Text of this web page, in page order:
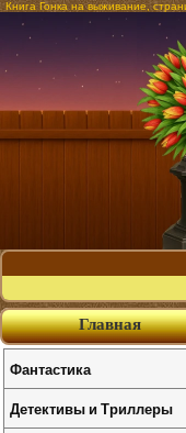
Книга Гонка на выживание,
Главная
Фантастика
Детективы и Триллеры